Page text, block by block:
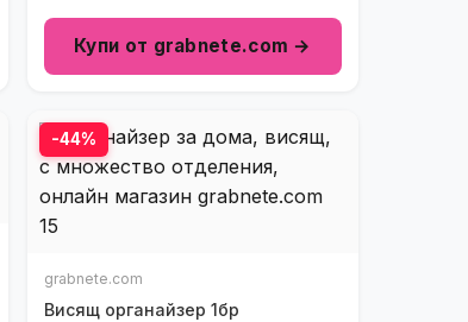
Купи от grabnete.com →
-44%
grabnete.com
Висящ органайзер 1бр